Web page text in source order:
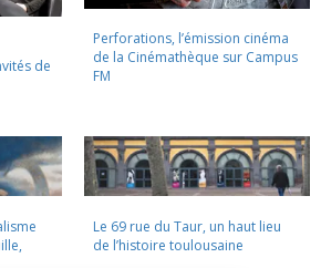
de
Perforations, l’émission cinéma
de la Cinémathèque sur Campus
FM
Le 69 rue du Taur, un haut lieu
de l’histoire toulousaine